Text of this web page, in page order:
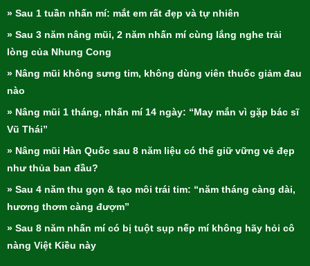
» Sau 1 tuần nhấn mí: mắt em rất đẹp và tự nhiên
» Sau 3 năm nâng mũi, 2 năm nhấn mí cùng lắng nghe trải
lòng của Nhung Cong
» Nâng mũi không sưng tim, không dùng viên thuốc giảm đau
nào
» Nâng mũi 1 tháng, nhấn mí 14 ngày: “May mắn vì gặp bác sĩ
Vũ Thái”
» Nâng mũi Hàn Quốc sau 8 năm liệu có thể giữ vững vẻ đẹp
như thủa ban đầu?
» Sau 4 năm thu gọn & tạo môi trái tim: “năm tháng càng dài,
hương thơm càng đượm”
» Sau 8 năm nhấn mí có bị tuột sụp nếp mí không hãy hỏi cô
nàng Việt Kiều này